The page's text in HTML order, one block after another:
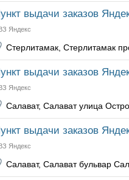
выдачи заказов
Яндекс
Стерлитамак, Стерлитамак
выдачи заказов
Яндекс
Салават, Салават улица
выдачи заказов
Яндекс
Салават, Салават бульвар